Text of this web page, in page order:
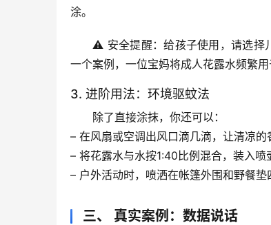
涂。
⚠️ 安全提醒 ：给孩子使用，请选
一个案例，一位宝妈将成人花露水频繁
3. 进阶用法：环境驱蚊法
除了直接涂抹，你还可以：
– 在风扇或空调出风口滴几滴，让清凉的
– 将花露水与水按1:40比例混合，装入喷
– 户外活动时，喷洒在帐篷外围和野餐垫
三、 真实案例：数据说话